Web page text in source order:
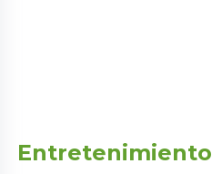
Entretenimiento